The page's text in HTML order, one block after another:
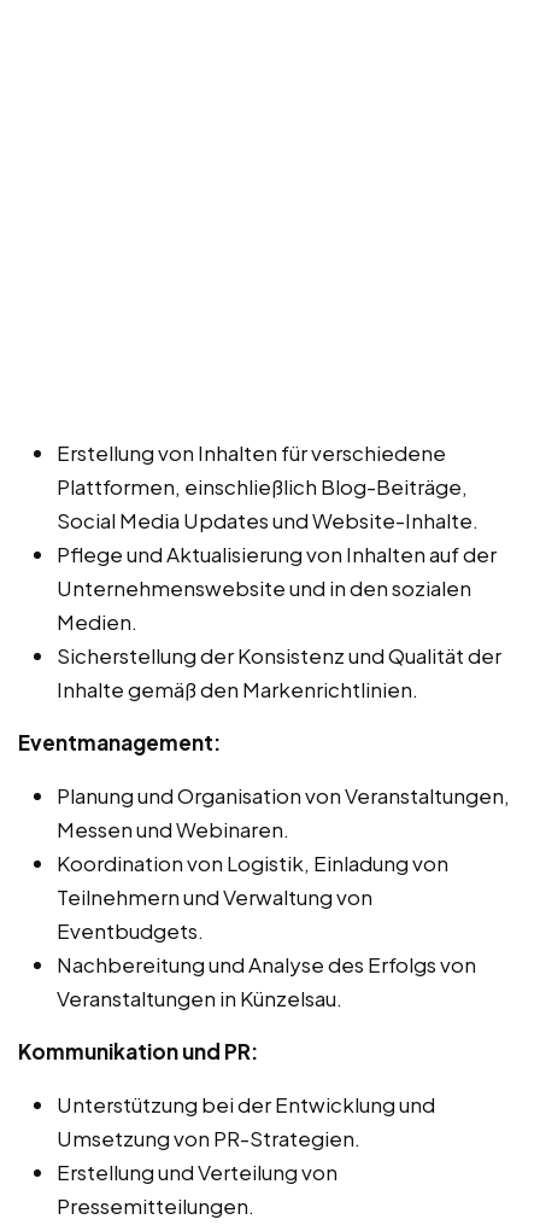
Erstellung von Inhalten für verschiedene
Plattformen, einschließlich Blog-Beiträge,
Social Media Updates und Website-Inhalte.
Pflege und Aktualisierung von Inhalten auf der
Unternehmenswebsite und in den sozialen
Medien.
Sicherstellung der Konsistenz und Qualität der
Inhalte gemäß den Markenrichtlinien.
Eventmanagement:
Planung und Organisation von Veranstaltungen,
Messen und Webinaren.
Koordination von Logistik, Einladung von
Teilnehmern und Verwaltung von
Eventbudgets.
Nachbereitung und Analyse des Erfolgs von
Veranstaltungen in Künzelsau.
Kommunikation und PR:
Unterstützung bei der Entwicklung und
Umsetzung von PR-Strategien.
Erstellung und Verteilung von
Pressemitteilungen.